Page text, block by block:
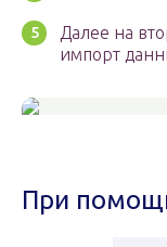
Далее на
импорт
При